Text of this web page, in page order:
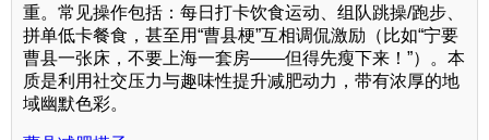
重。常见操作包括：每日打卡饮食运动、组队跳操/跑步、
拼单低卡餐食，甚至用“曹县梗”互相调侃激励（比如“宁要
曹县一张床，不要上海一套房——但得先瘦下来！”）。本
质是利用社交压力与趣味性提升减肥动力，带有浓厚的地
域幽默色彩。